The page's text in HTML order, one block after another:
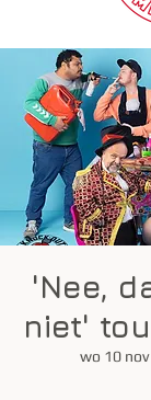
'Nee,
niet'
wo 10 nov